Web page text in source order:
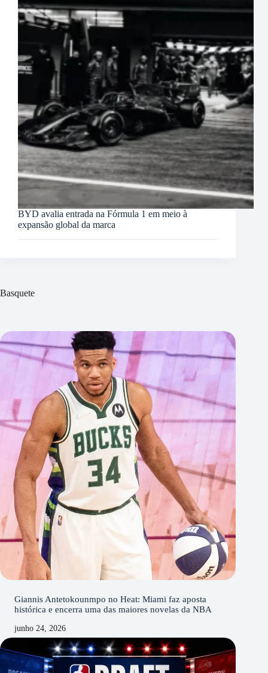
BYD avalia entrada na Fórmula 1 em meio à
expansão global da marca
Basquete
Giannis Antetokounmpo no Heat: Miami faz aposta
histórica e encerra uma das maiores novelas da NBA
junho 24, 2026